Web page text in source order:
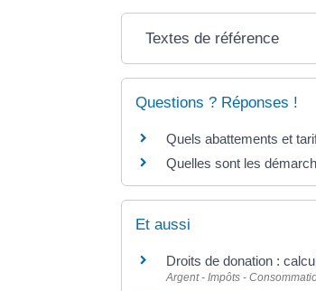
Textes de référence
Questions ? Réponses !
Quels abattements et
Quelles sont les
Et aussi
Droits de donation :
Argent - Impôts -